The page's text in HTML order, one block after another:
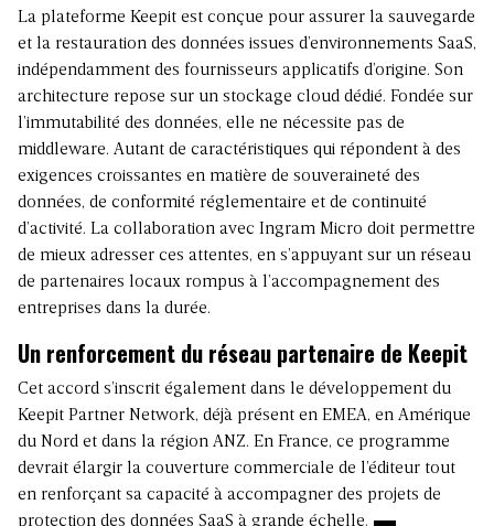
La plateforme Keepit est conçue pour assurer la sauvegarde
et la restauration des données issues d’environnements SaaS,
indépendamment des fournisseurs applicatifs d’origine. Son
architecture repose sur un stockage cloud dédié. Fondée sur
l’immutabilité des données, elle ne nécessite pas de
middleware. Autant de caractéristiques qui répondent à des
exigences croissantes en matière de souveraineté des
données, de conformité réglementaire et de continuité
d’activité. La collaboration avec Ingram Micro doit permettre
de mieux adresser ces attentes, en s’appuyant sur un réseau
de partenaires locaux rompus à l’accompagnement des
entreprises dans la durée.
Un renforcement du réseau partenaire de Keepit
Cet accord s’inscrit également dans le développement du
Keepit Partner Network, déjà présent en EMEA, en Amérique
du Nord et dans la région ANZ. En France, ce programme
devrait élargir la couverture commerciale de l’éditeur tout
en renforçant sa capacité à accompagner des projets de
protection des données SaaS à grande échelle.